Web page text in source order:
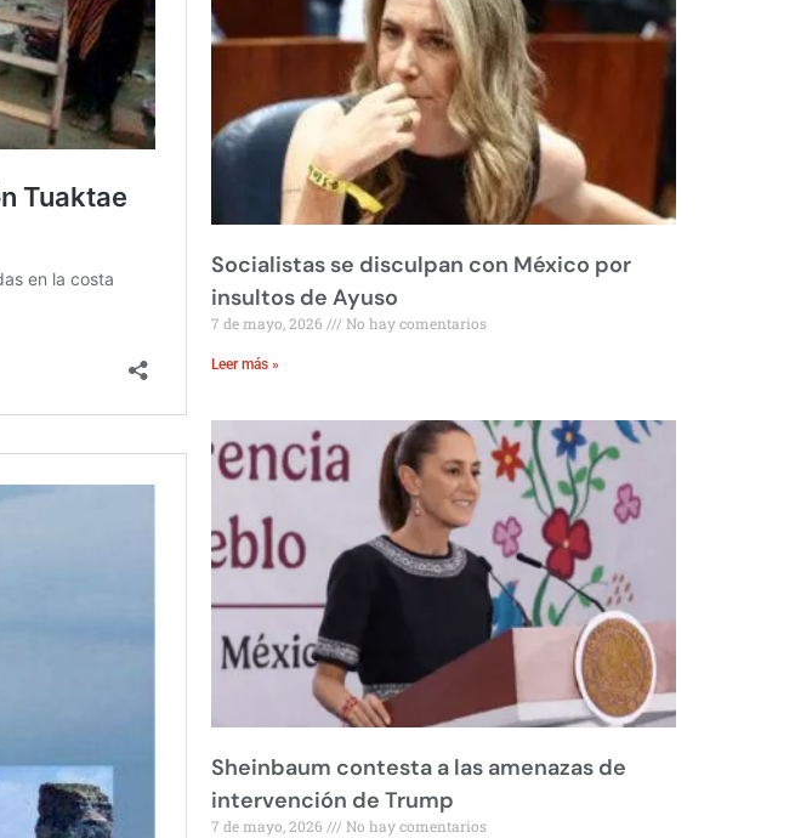
Socialistas se disculpan con México por
insultos de Ayuso
7 de mayo, 2026 No hay comentarios
Leer más »
Sheinbaum contesta a las amenazas de
intervención de Trump
7 de mayo, 2026 No hay comentarios